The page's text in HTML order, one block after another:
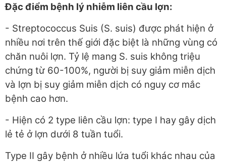
Đặc điểm bệnh lý nhiễm liên cầu lợn:
- Streptococcus Suis (S. suis) được phát hiện ở
nhiều nơi trên thế giới đặc biệt là những vùng có
chăn nuôi lợn. Tỷ lệ mang S. suis không triệu
chứng từ 60-100%, người bị suy giảm miễn dịch
và lợn bị suy giảm miễn dịch có nguy cơ mắc
bệnh cao hơn.
- Hiện có 2 type liên cầu lợn: type I hay gây dịch
lẻ tẻ ở lợn dưới 8 tuần tuổi.
Type II gây bệnh ở nhiều lứa tuổi khác nhau của